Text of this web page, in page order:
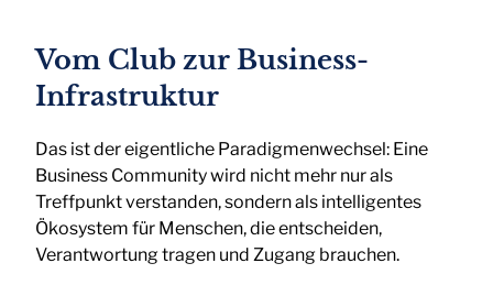
Vom Club zur Business-
Infrastruktur
Das ist der eigentliche Paradigmenwechsel: Eine
Business Community wird nicht mehr nur als
Treffpunkt verstanden, sondern als intelligentes
Ökosystem für Menschen, die entscheiden,
Verantwortung tragen und Zugang brauchen.